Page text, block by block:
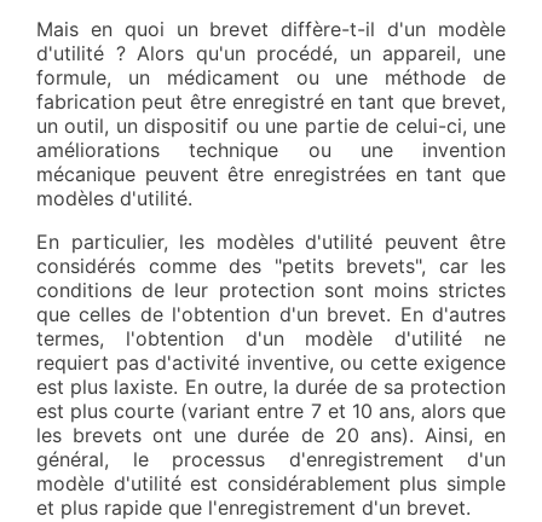
Mais en quoi un brevet diffère-t-il d'un modèle
d'utilité ? Alors qu'un procédé, un appareil, une
formule, un médicament ou une méthode de
fabrication peut être enregistré en tant que brevet,
un outil, un dispositif ou une partie de celui-ci, une
améliorations technique ou une invention
mécanique peuvent être enregistrées en tant que
modèles d'utilité.
En particulier, les modèles d'utilité peuvent être
considérés comme des "petits brevets", car les
conditions de leur protection sont moins strictes
que celles de l'obtention d'un brevet. En d'autres
termes, l'obtention d'un modèle d'utilité ne
requiert pas d'activité inventive, ou cette exigence
est plus laxiste. En outre, la durée de sa protection
est plus courte (variant entre 7 et 10 ans, alors que
les brevets ont une durée de 20 ans). Ainsi, en
général, le processus d'enregistrement d'un
modèle d'utilité est considérablement plus simple
et plus rapide que l'enregistrement d'un brevet.